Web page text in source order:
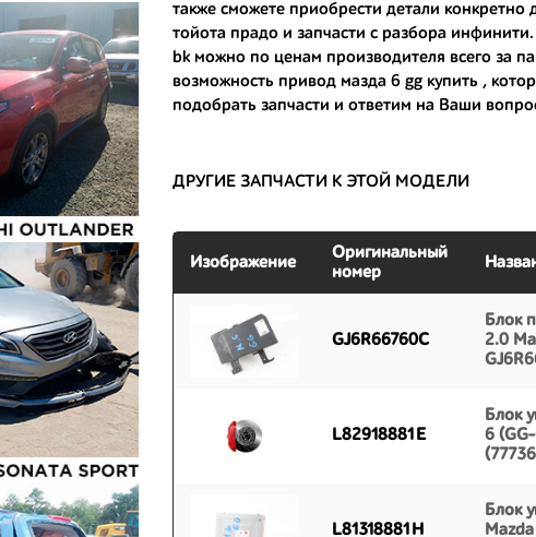
- имеют большой запас прочности и
также сможете приобрести детали
тойота прадо и запчасти с разбора инфинити
bkможно по ценам производителя всего за
возможность привод мазда 6 gg купить ,
подобрать запчасти и ответим на Ваши
ДРУГИЕ ЗАПЧАСТИ К ЭТОЙ МОДЕЛИ
Изображение
Оригинальный
номер
GJ6R66760C
Блок
2.0
L82918881E
Блок
6
L81318881H
Блок